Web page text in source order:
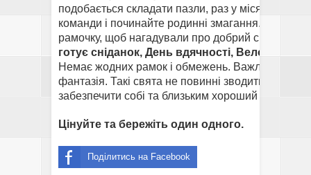
подобається складати пазли, раз у місяць
команди і починайте родинні змагання.
рамочку, щоб нагадували про добрий сімейний
готує сніданок, День вдячності, Велодень,
Немає жодних рамок і обмежень. Важливі
фантазія. Такі свята не повинні зводитися
забезпечити собі та близьким хороший настрій
Цінуйте та бережіть один одного.
Поділитись на Facebook